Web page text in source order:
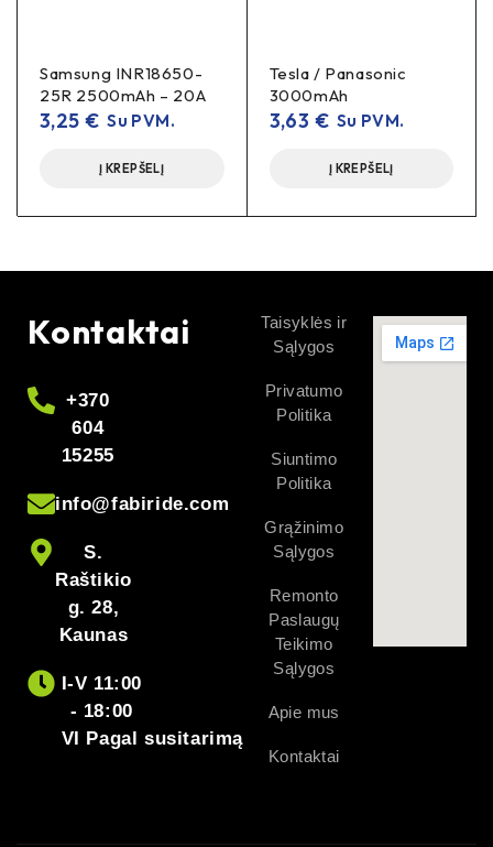
Samsung INR18650-
25R 2500mAh – 20A
3,25 € Su PVM.
Į KREPŠELĮ
Tesla / Panasonic
3000mAh
3,63 €Su PVM.
Į KREPŠELĮ
Kontaktai
+370
604
15255
info@fabiride.com
S.
Raštikio
g. 28,
Kaunas
I-V 11:00
- 18:00
VI Pagal susitarimą
Taisyklės ir
Sąlygos
Privatumo
Politika
Siuntimo
Politika
Grąžinimo
Sąlygos
Remonto
Paslaugų
Teikimo
Sąlygos
Apie mus
Kontaktai